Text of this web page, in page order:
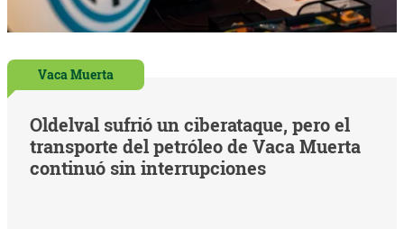
Vaca Muerta
Oldelval sufrió un ciberataque, pero el
transporte del petróleo de Vaca Muerta
continuó sin interrupciones